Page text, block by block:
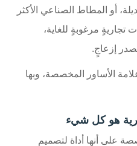
أو المطاط الصناعي الأكثر
تجاريةٍ مرغوبةٍ للغاية،
إزعاجٍ.
الأساور المخصصة، وبها
هو كل شيء
على أنها أداة لتصميم